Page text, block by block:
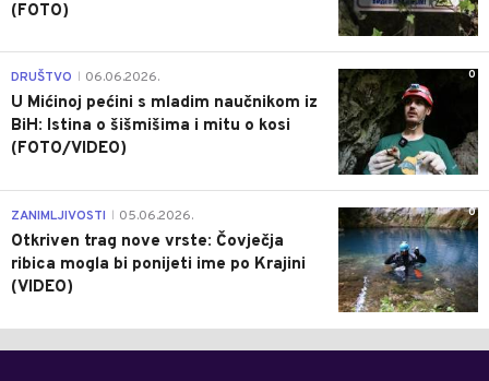
(FOTO)
0
DRUŠTVO 06.06.2026.
U Mićinoj pećini s mladim naučnikom iz
BiH: Istina o šišmišima i mitu o kosi
(FOTO/VIDEO)
0
ZANIMLJIVOSTI 05.06.2026.
Otkriven trag nove vrste: Čovječja
ribica mogla bi ponijeti ime po Krajini
(VIDEO)